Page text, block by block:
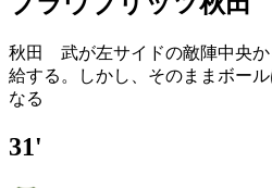
秋田 武が左サイドの敵陣中央
給する。しかし、そのままボー
なる
31'